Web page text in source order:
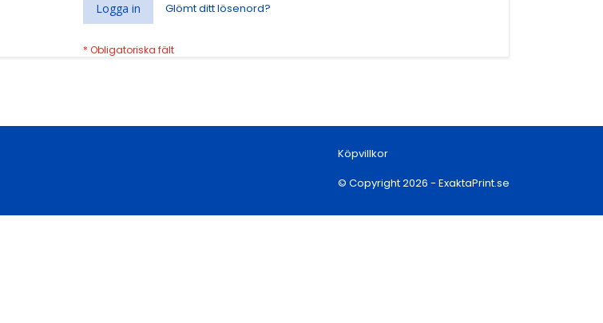
Logga in Glömt ditt lösenord?
Köpvillkor
© Copyright2026 - ExaktaPrint.se